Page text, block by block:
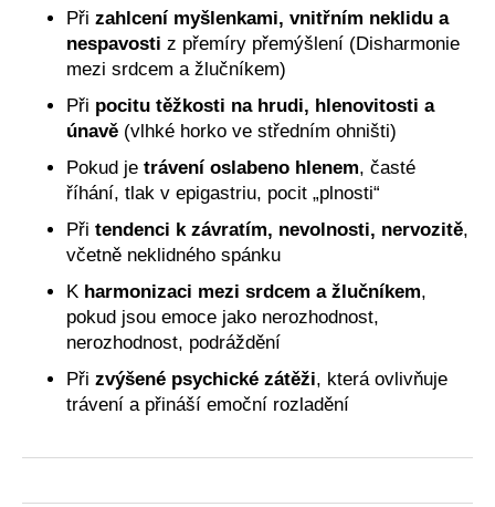
Při zahlcení myšlenkami, vnitřním neklidu a
nespavosti z přemíry přemýšlení (Disharmonie
mezi srdcem a žlučníkem)
Při pocitu těžkosti na hrudi, hlenovitosti a
únavě (vlhké horko ve středním ohništi)
Pokud je trávení oslabeno hlenem, časté
říhání, tlak v epigastriu, pocit „plnosti“
Při tendenci k závratím, nevolnosti, nervozitě,
včetně neklidného spánku
K harmonizaci mezi srdcem a žlučníkem,
pokud jsou emoce jako nerozhodnost,
nerozhodnost, podráždění
Při zvýšené psychické zátěži, která ovlivňuje
trávení a přináší emoční rozladění
SHEN
LING
BYLINNÁ
ESENCE